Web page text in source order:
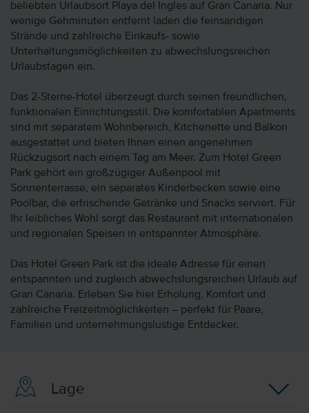
beliebten Urlaubsort Playa del Ingles auf Gran Canaria. Nur
wenige Gehminuten entfernt laden die feinsandigen
Strände und zahlreiche Einkaufs- sowie
Unterhaltungsmöglichkeiten zu abwechslungsreichen
Urlaubstagen ein.
Das 2-Sterne-Hotel überzeugt durch seinen freundlichen,
funktionalen Einrichtungsstil. Die komfortablen Apartments
sind mit separatem Wohnbereich, Kitchenette und Balkon
ausgestattet und bieten Ihnen einen angenehmen
Rückzugsort nach einem Tag am Meer. Zum Hotel Green
Park gehört ein großzügiger Außenpool mit
Sonnenterrasse, ein separates Kinderbecken sowie eine
Poolbar, die erfrischende Getränke und Snacks serviert. Für
Ihr leibliches Wohl sorgt das Restaurant mit internationalen
und regionalen Speisen in entspannter Atmosphäre.
Das Hotel Green Park ist die ideale Adresse für einen
entspannten und zugleich abwechslungsreichen Urlaub auf
Gran Canaria. Erleben Sie hier Erholung, Komfort und
zahlreiche Freizeitmöglichkeiten – perfekt für Paare,
Familien und unternehmungslustige Entdecker.
Lage